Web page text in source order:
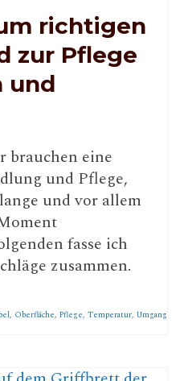
richtigen
zur Pflege
und
brauchen eine
und Pflege,
und vor allem
fasse ich
zusammen.
, Oberfläche, Pflege, Temperatur, Umgang